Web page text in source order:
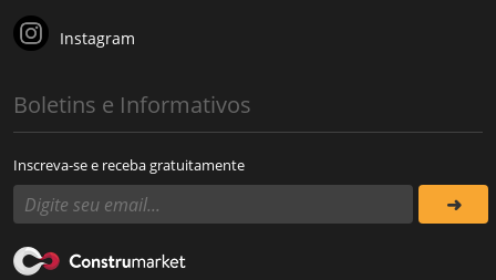
Instagram
Boletins e Informativos
Inscreva-se e receba gratuitamente